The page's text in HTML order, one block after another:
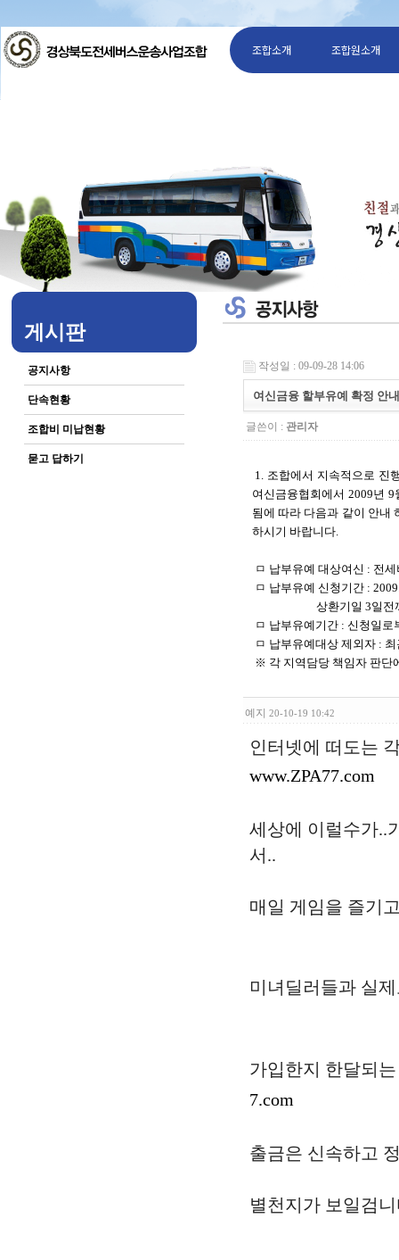
조합소개 조합원소개
게시판
공지사항
단속현황
조합비 미납현황
묻고 답하기
작성일 : 09-09-28 14:06
여신금융 할부유예 확정 안내
글쓴이 : 관리자
1. 조합에서 지속적으로 진
여신금융협회에서 2009년
됨에 따라 다음과 같이 안내
하시기 바랍니다.
ㅁ 납부유예 대상여신 : 전
ㅁ 납부유예 신청기간 :
상환기일 3일전까지
ㅁ 납부유예기간 : 신청일
ㅁ 납부유예대상 제외자 :
※ 각 지역담당 책임자 판단
예지 20-10-19 10:42
인터넷에 떠도는
www.ZPA77.com
세상에 이럴수가..
서..
매일 게임을 즐기
미녀딜러들과 실
가입한지 한달되
7.com
출금은 신속하고
별천지가 보일검